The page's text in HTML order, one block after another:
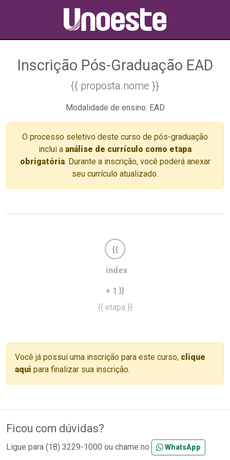
Inscrição Pós-Graduação EAD
{{ proposta.nome }}
Modalidade de ensino: EAD
O processo seletivo deste curso de pós-graduação
inclui a análise de currículo como etapa
obrigatória. Durante a inscrição, você poderá anexar
seu currículo atualizado.
{{
index
+ 1 }}
{{ etapa }}
Você já possui uma inscrição para este curso, clique
aqui para finalizar sua inscrição.
Ficou com dúvidas?
Ligue para (18) 3229-1000 ou chame no WhatsApp